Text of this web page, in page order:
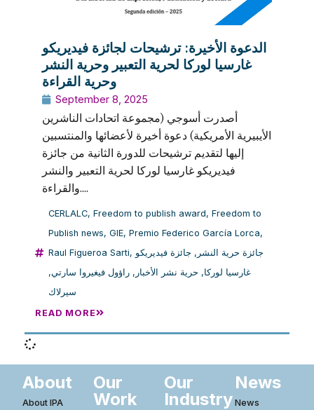
الدعوة الأخيرة: ترشيحات لجائزة فيديريكو
غارسيا لوركا لحرية التعبير وحرية النشر
وحرية القراءة
September 8, 2025
أصدرت أسوجي (مجموعة اتحادات الناشرين
الأيبيرية الأمريكية) دعوة أخيرة لأعضائها والمنتسبين
إليها لتقديم ترشيحات للدورة الثانية من جائزة
فيديريكو غارسيا لوركا لحرية التعبير والنشر
والقراءة....
CERLALC, Freedom to publish award, Freedom to
Publish news, GIE, Premio Federico García Lorca,
Raul Figueroa Sarti, جائزة حرية النشر , جائزة فيديريكو
غارسيا لوركا, حرية نشر الأخبار , راؤول فيغيروا سارتي,
سيرلاك
READ MORE
About
About IPA
Our
Work
Our
Industry
News
News